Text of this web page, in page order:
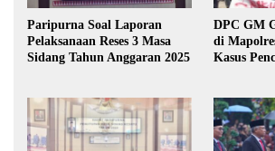
Paripurna Soal Laporan
Pelaksanaan Reses 3 Masa
Sidang Tahun Anggaran 2025
DPC GM
di
Kasus